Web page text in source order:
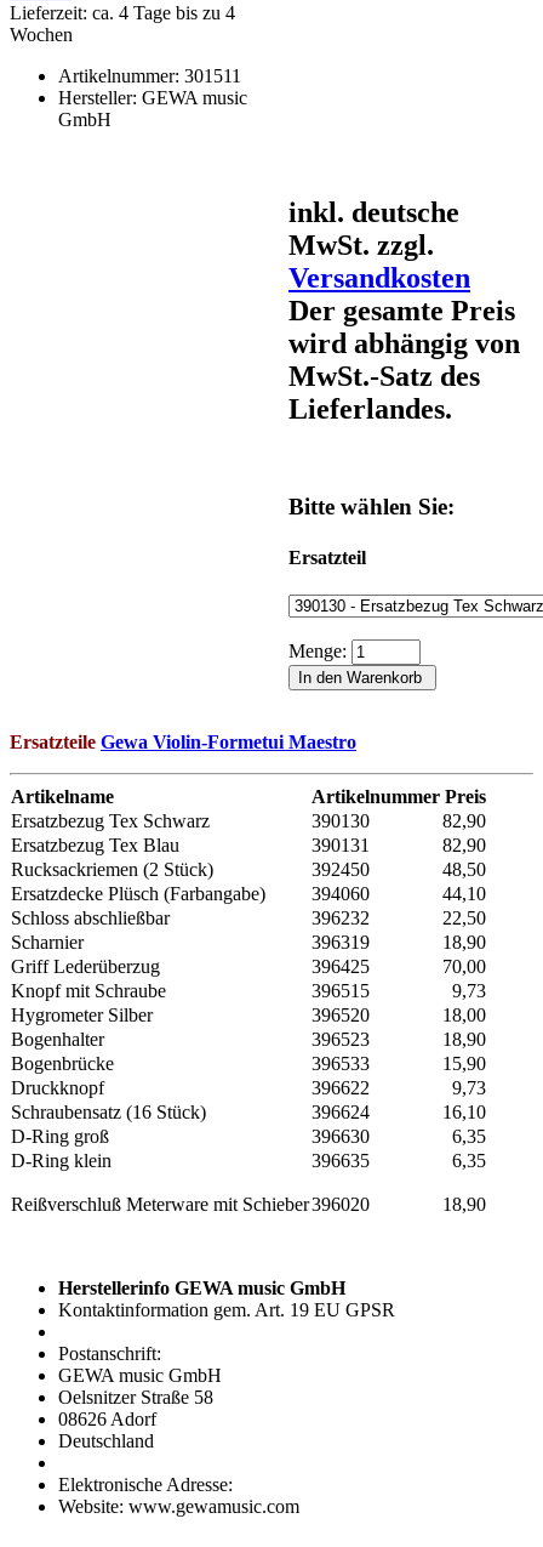
Lieferzeit: ca. 4 Tage bis zu 4
Wochen
Artikelnummer: 301511
Hersteller: GEWA music
GmbH
inkl. deutsche
MwSt. zzgl.
Versandkosten
Der gesamte Preis
wird abhängig von
MwSt.-Satz des
Lieferlandes.
Bitte wählen Sie:
Ersatzteil
Menge:
Ersatzteile Gewa Violin-Formetui Maestro
Artikelname Artikelnummer Preis
Ersatzbezug Tex Schwarz
390130
82,90
Ersatzbezug Tex Blau
390131
82,90
Rucksackriemen (2 Stück)
392450
48,50
Ersatzdecke Plüsch (Farbangabe)
394060
44,10
Schloss abschließbar
396232
22,50
Scharnier
396319
18,90
Griff Lederüberzug
396425
70,00
Knopf mit Schraube
396515
9,73
Hygrometer Silber
396520
18,00
Bogenhalter
396523
18,90
Bogenbrücke
396533
15,90
Druckknopf
396622
9,73
Schraubensatz (16 Stück)
396624
16,10
D-Ring groß
396630
6,35
D-Ring klein
396635 6,35
Reißverschluß Meterware mit Schieber396020 18,90
Herstellerinfo GEWA music GmbH
Kontaktinformation gem. Art. 19 EU GPSR
Postanschrift:
GEWA music GmbH
Oelsnitzer Straße 58
08626 Adorf
Deutschland
Elektronische Adresse:
Website: www.gewamusic.com